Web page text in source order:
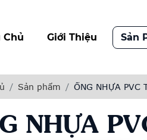
Chủ Giới Thiệu Sản
Sản phẩm ỐNG NHỰA PVC
NHỰA